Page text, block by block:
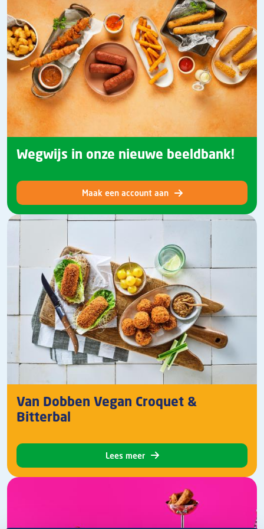
Wegwijs in onze nieuwe beeldbank!
Maak een account aan
Van Dobben Vegan Croquet &
Bitterbal
Lees meer